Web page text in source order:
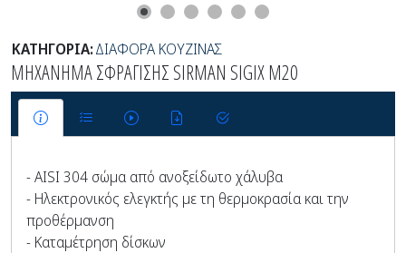
ΚΑΤΗΓΟΡΙΑ:ΔΙΑΦΟΡΑ ΚΟΥΖΙΝΑΣ
ΜΗΧΑΝΗΜΑ ΣΦΡΑΓΙΣΗΣ SIRMAN SIGIX M20
- AISI 304 σώμα από ανοξείδωτο χάλυβα
- Ηλεκτρονικός ελεγκτής με τη θερμοκρασία και την
προθέρμανση
- Καταμέτρηση δίσκων